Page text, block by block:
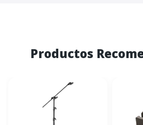
Productos